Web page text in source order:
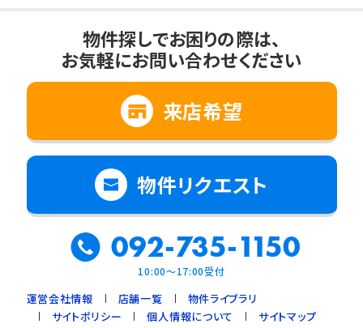
物件探しでお困りの際は、
お気軽にお問い合わせください
来店希望
物件リクエスト
092-735-1150
10:00～17:00受付
運営会社情報 店舗一覧
物件ライブラリ
サイトポリシー
個人情報について サイトマップ